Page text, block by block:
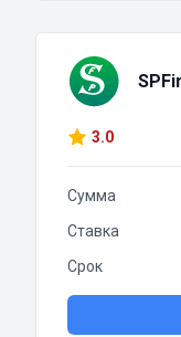
3.0
Сумма
Ставка
Срок